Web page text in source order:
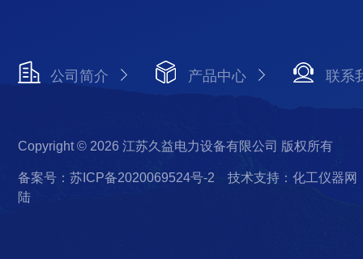
公司简介 产品中心 联系
Copyright © 2026 江苏久益电力设备有限公司 版权所有
备案号：苏ICP备2020069524号-2
技术支持：化工仪器网
陆